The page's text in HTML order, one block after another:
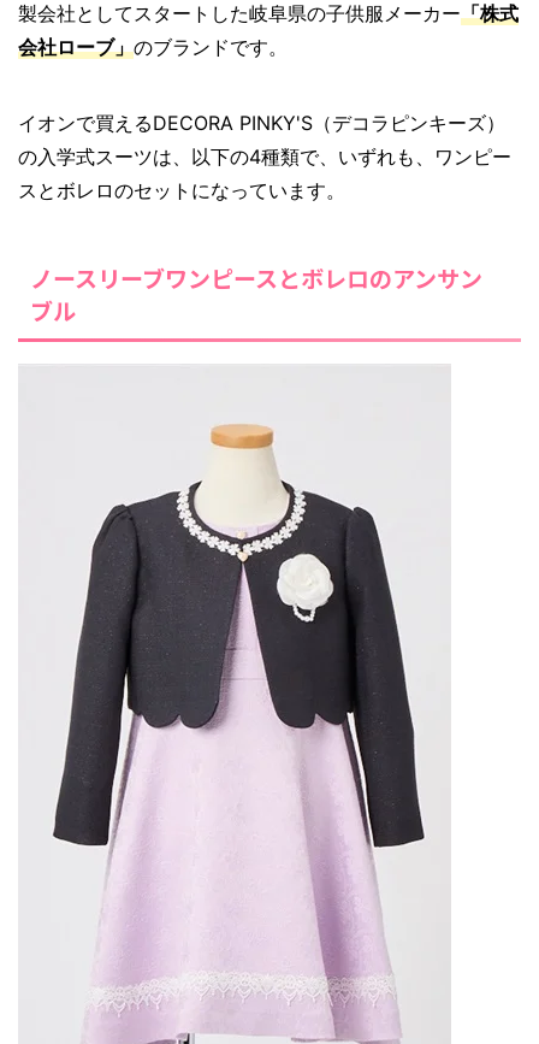
製会社としてスタートした岐阜県の子供服メーカー「株式
会社ローブ」のブランドです。
イオンで買えるDECORA PINKY'S（デコラピンキーズ）
の入学式スーツは、以下の4種類で、いずれも、ワンピー
スとボレロのセットになっています。
ノースリーブワンピースとボレロのアンサン
ブル